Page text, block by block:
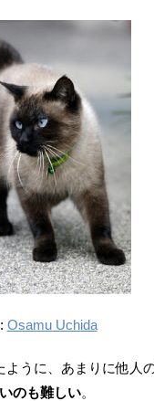
Osamu Uchida
ように、あまりに他人
のも難しい。